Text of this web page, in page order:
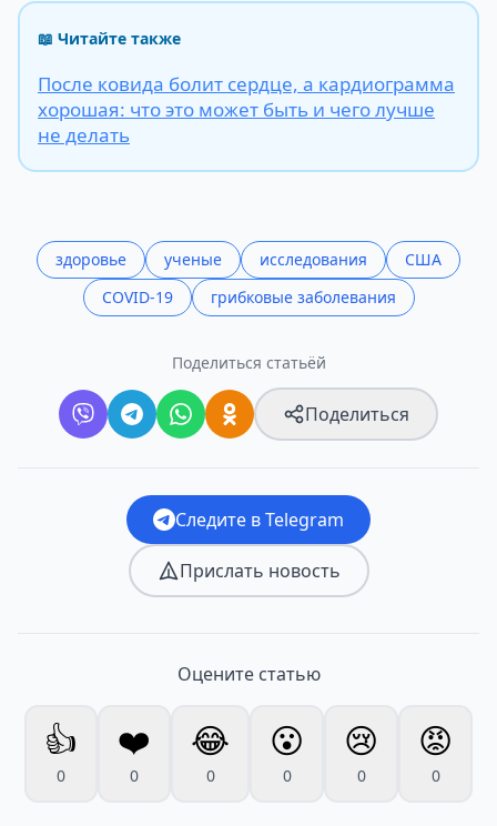
📖 Читайте также
После ковида болит сердце, а кардиограмма
хорошая: что это может быть и чего лучше
не делать
здоровье ученые исследования
США
COVID-19
грибковые заболевания
Поделиться статьёй
Поделиться
Следите в Telegram
Прислать новость
Оцените статью
👍
0
❤️
0
😂
0
😮
0
😢
0
😡
0